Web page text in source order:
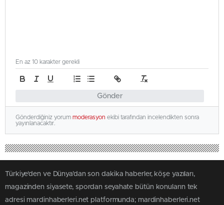
Gönder
En az 10 karakter gerekli
Gönderdiğiniz yorum moderasyon ekibi tarafından incelendikten sonra
yayınlanacaktır.
Türkiye'den ve Dünya’dan son dakika haberler, köşe yazıları,
magazinden siyasete, spordan seyahate bütün konuların tek
adresi mardinhaberleri.net platformunda; mardinhaberleri.net